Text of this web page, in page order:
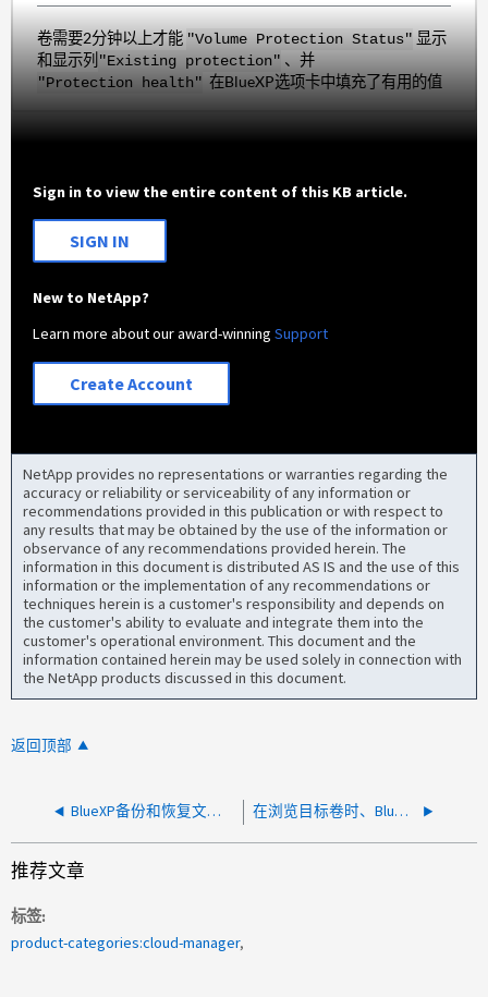
卷需要2分钟以上才能 "Volume Protection Status" 显示
和显示列 "Existing protection" 、并
"Protection health" 在BlueXP选项卡中填充了有用的值
Sign in to view the entire content of this KB article.
SIGN IN
New to NetApp?
Learn more about our award-winningSupport
Create Account
NetApp provides no representations or warranties regarding the
accuracy or reliability or serviceability of any information or
recommendations provided in this publication or with respect to
any results that may be obtained by the use of the information or
observance of any recommendations provided herein. The
information in this document is distributed AS IS and the use of this
information or the implementation of any recommendations or
techniques herein is a customer's responsibility and depends on
the customer's ability to evaluate and integrate them into the
customer's operational environment. This document and the
information contained herein may be used solely in connection with
the NetApp products discussed in this document.
返回顶部
BlueXP备份和恢复文件还原失败 在浏览目标卷时、BlueXP备份和恢复UI不会显示任何备份列表
推荐文章
标签
product-categories:cloud-manager